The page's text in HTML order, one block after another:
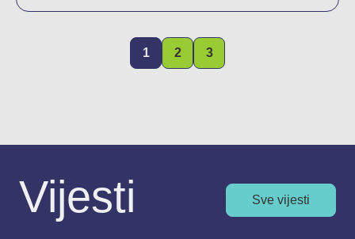
1 2 3
Vijesti Sve vijesti